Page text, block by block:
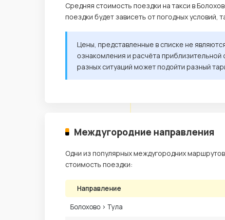
Средняя стоимость поездки на такси в
поездки будет зависеть от погодных условий,
Цены, представленные в списке не
ознакомления и расчёта
разных ситуаций может подойти разный
Междугородние направления
Одни из популярных междугородних
стоимость поездки:
Направление
Болохово › Тула